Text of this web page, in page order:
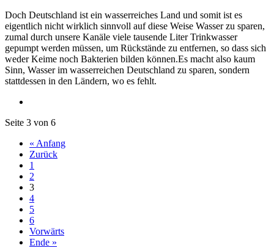
Doch Deutschland ist ein wasserreiches Land und somit ist es
eigentlich nicht wirklich sinnvoll auf diese Weise Wasser zu sparen,
zumal durch unsere Kanäle viele tausende Liter Trinkwasser
gepumpt werden müssen, um Rückstände zu entfernen, so dass sich
weder Keime noch Bakterien bilden können.Es macht also kaum
Sinn, Wasser im wasserreichen Deutschland zu sparen, sondern
stattdessen in den Ländern, wo es fehlt.
Seite 3 von 6
« Anfang
Zurück
1
2
3
4
5
6
Vorwärts
Ende »